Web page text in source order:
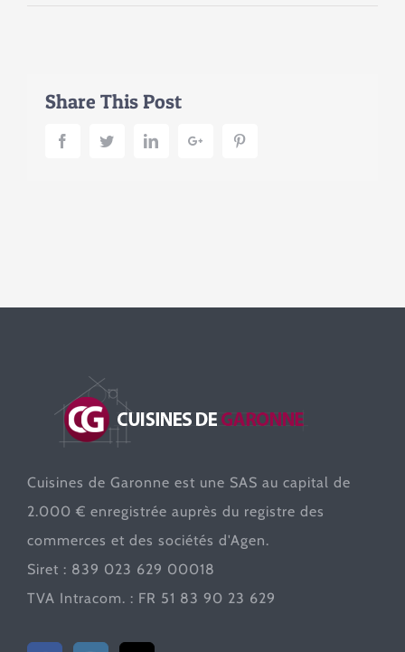
Share This Post
FacebookTwitter LinkedInGoogle+
Cuisines de Garonne est une SAS au capital de
2.000 € enregistrée auprès du registre des
commerces et des sociétés d'Agen.
Siret : 839 023 629 00018
TVA Intracom. : FR 51 83 90 23 629